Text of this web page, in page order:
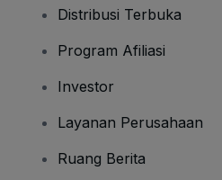
Distribusi Terbuka
Program Afiliasi
Investor
Layanan Perusahaan
Ruang Berita